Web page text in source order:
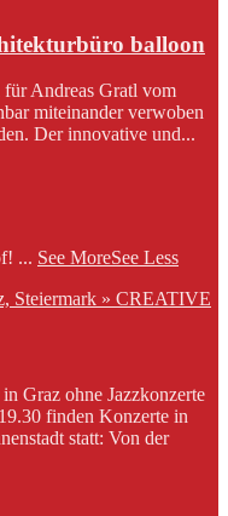
balloon
Andreas Gratl vom
miteinander verwoben
Der innovative und...
... See MoreSee Less
Steiermark » CREATIVE
Graz ohne Jazzkonzerte
finden Konzerte in
statt: Von der